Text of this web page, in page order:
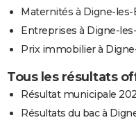
Maternités à Digne-les-
Entreprises à Digne-
Prix immobilier à
Tous les résultats
Résultat municipale
Résultats du bac à